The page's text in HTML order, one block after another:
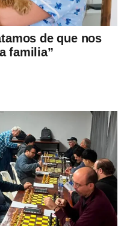
de que nos
familia”